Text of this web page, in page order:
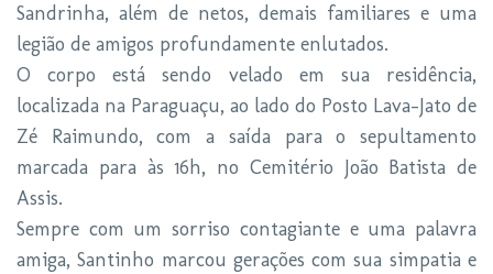
Sandrinha, além de netos, demais familiares e uma
legião de amigos profundamente enlutados.
O corpo está sendo velado em sua residência,
localizada na Paraguaçu, ao lado do Posto Lava-Jato de
Zé Raimundo, com a saída para o sepultamento
marcada para às 16h, no Cemitério João Batista de
Assis.
Sempre com um sorriso contagiante e uma palavra
amiga, Santinho marcou gerações com sua simpatia e